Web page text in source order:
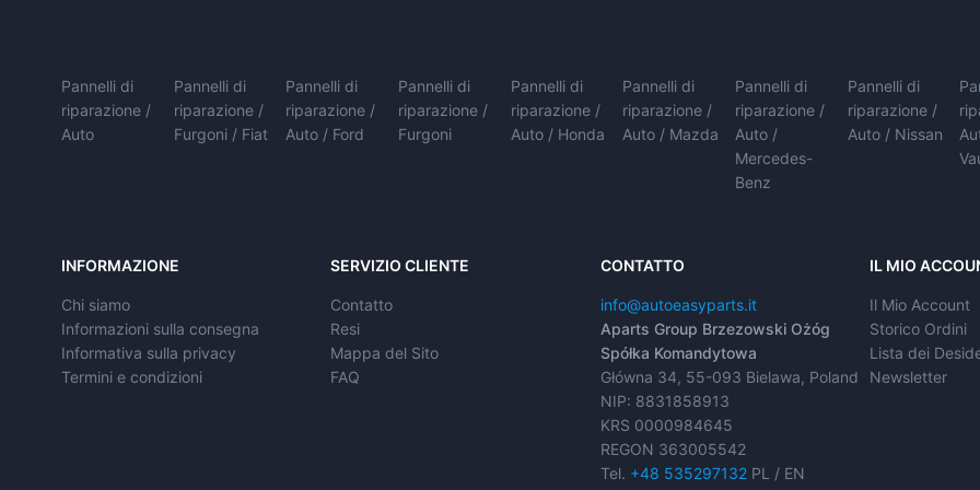
Pannelli di
riparazione /
Auto
Pannelli di
riparazione /
Furgoni / Fiat
Pannelli di
riparazione /
Auto / Ford
Pannelli di
riparazione /
Furgoni
Pannelli di
riparazione /
Auto / Honda
Pannelli di
riparazione /
Auto / Mazda
Pannelli di
riparazione /
Auto /
Mercedes-
Benz
Pannelli di
riparazione /
Auto / Nissan
INFORMAZIONE
Chi siamo
Informazioni sulla consegna
Informativa sulla privacy
Termini e condizioni
SERVIZIO CLIENTE
Contatto
Resi
Mappa del Sito
FAQ
CONTATTO
info@autoeasyparts.it
Aparts Group Brzezowski Ożóg
Spółka Komandytowa
Główna 34, 55-093 Bielawa, Poland
NIP: 8831858913
KRS 0000984645
REGON 363005542
Tel. +48 535297132PL / EN
IL MIO
Il Mio Account
Storico Ordini
Lista dei
Newsletter